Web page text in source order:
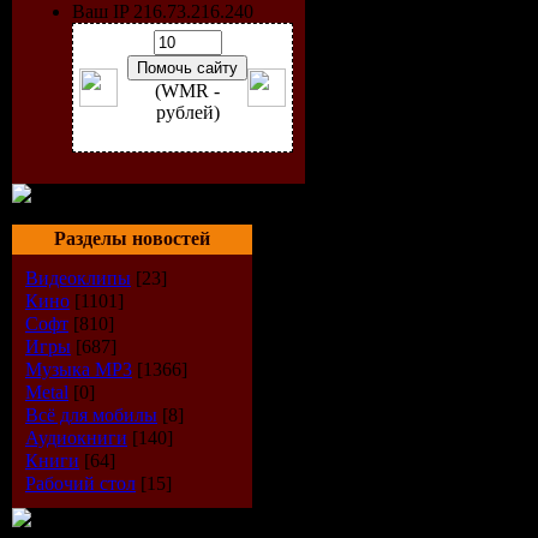
Ваш IP 216.73.216.240
(WMR -
рублей)
Разделы новостей
Видеоклипы [23]
Кино [1101]
Софт [810]
Игры [687]
Музыка МР3 [1366]
Metal [0]
Всё для мобилы [8]
Аудиокниги [140]
Книги [64]
Рабочий стол [15]